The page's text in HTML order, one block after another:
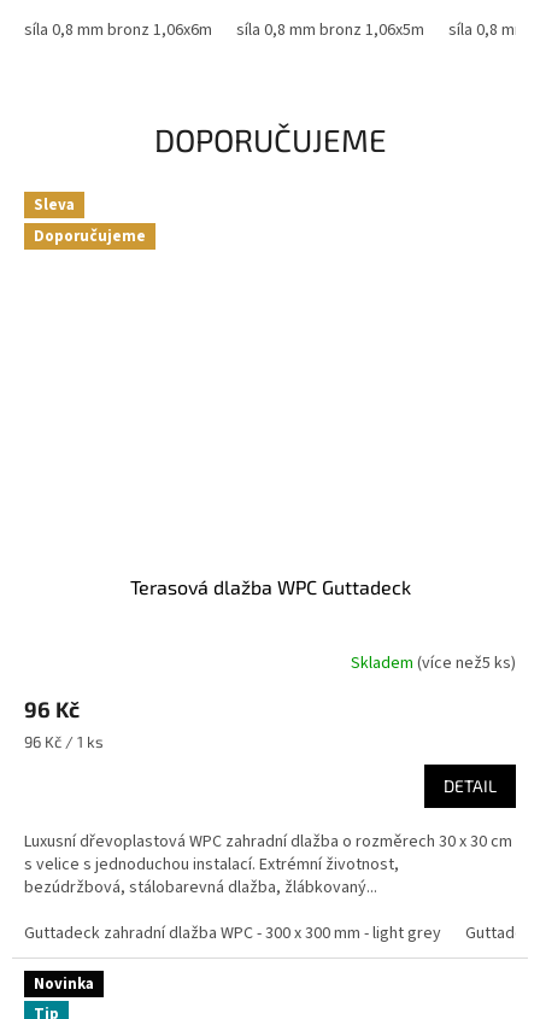
síla 0,8 mm bronz 1,06x6m
síla 0,8 mm bronz 1,06x5m síla 0,8 mm
DOPORUČUJEME
Sleva
Doporučujeme
Terasová dlažba WPC Guttadeck
Skladem (více než5 ks)
96 Kč
Měrná
96 Kč / 1 ks
DETAIL
Luxusní dřevoplastová WPC zahradní dlažba o rozměrech 30 x 30 cm
s velice s jednoduchou instalací. Extrémní životnost,
bezúdržbová, stálobarevná dlažba, žlábkovaný...
Guttadeck zahradní dlažba WPC - 300 x 300 mm - light grey
Novinka
Tip